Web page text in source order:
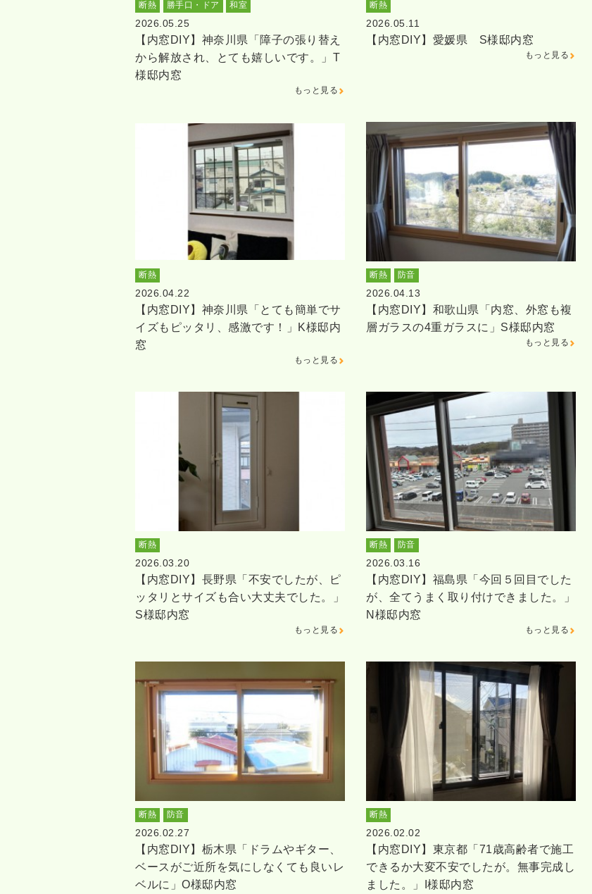
断熱 勝手口・ドア 和室
2026.05.25
【内窓DIY】神奈川県「障子の張り替え
から解放され、とても嬉しいです。」T
様邸内窓
もっと見る
断熱
2026.05.11
【内窓DIY】愛媛県 S様邸内窓
もっと見る
断熱
2026.04.22
【内窓DIY】神奈川県「とても簡単でサ
イズもピッタリ、感激です！」K様邸内
窓
もっと見る
断熱 防音
2026.04.13
【内窓DIY】和歌山県「内窓、外窓も複
層ガラスの4重ガラスに」S様邸内窓
もっと見る
断熱
2026.03.20
【内窓DIY】長野県「不安でしたが、ピ
ッタリとサイズも合い大丈夫でした。」
S様邸内窓
もっと見る
断熱 防音
2026.03.16
【内窓DIY】福島県「今回５回目でした
が、全てうまく取り付けできました。」
N様邸内窓
もっと見る
断熱 防音
2026.02.27
【内窓DIY】栃木県「ドラムやギター、
ベースがご近所を気にしなくても良いレ
ベルに」O様邸内窓
断熱
2026.02.02
【内窓DIY】東京都「71歳高齢者で施工
できるか大変不安でしたが。無事完成し
ました。」I様邸内窓